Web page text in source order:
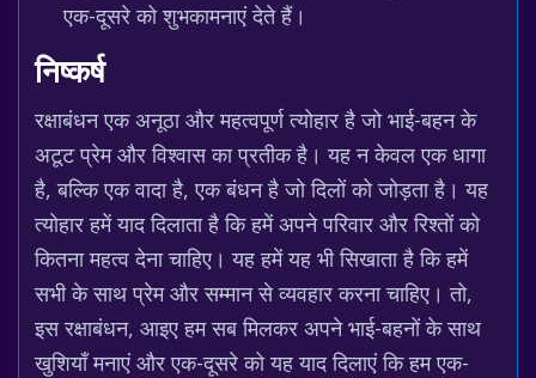
एक-दूसरे को शुभकामनाएं देते हैं।
निष्कर्ष
रक्षाबंधन एक अनूठा और महत्वपूर्ण त्योहार है जो भाई-बहन के
अटूट प्रेम और विश्वास का प्रतीक है। यह न केवल एक धागा
है, बल्कि एक वादा है, एक बंधन है जो दिलों को जोड़ता है। यह
त्योहार हमें याद दिलाता है कि हमें अपने परिवार और रिश्तों को
कितना महत्व देना चाहिए। यह हमें यह भी सिखाता है कि हमें
सभी के साथ प्रेम और सम्मान से व्यवहार करना चाहिए। तो,
इस रक्षाबंधन, आइए हम सब मिलकर अपने भाई-बहनों के साथ
खुशियाँ मनाएं और एक-दूसरे को यह याद दिलाएं कि हम एक-